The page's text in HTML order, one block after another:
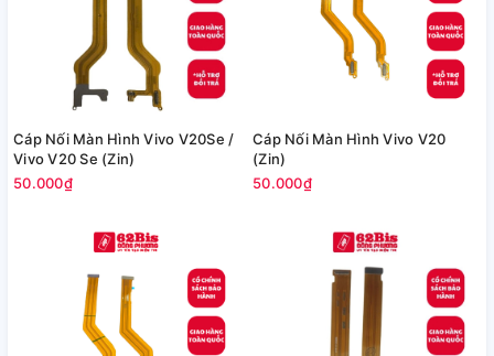
Cáp Nối Màn Hình Vivo V20Se /
Vivo V20 Se (Zin)
50.000₫
Cáp Nối Màn Hình Vivo V20
(Zin)
50.000₫